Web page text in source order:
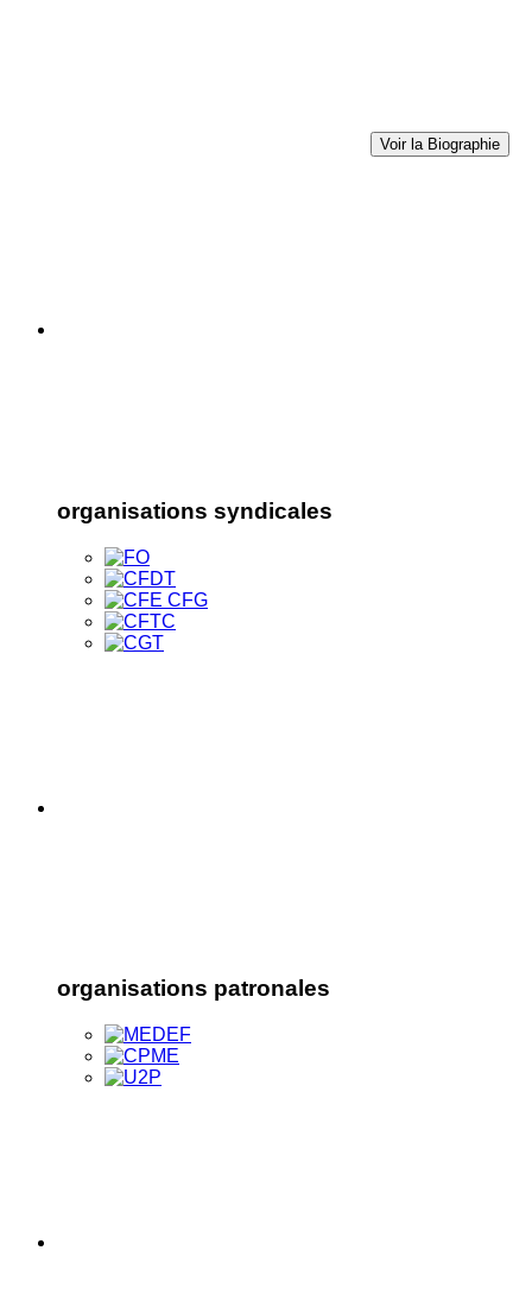
Voir la Biographie
organisations syndicales
organisations patronales